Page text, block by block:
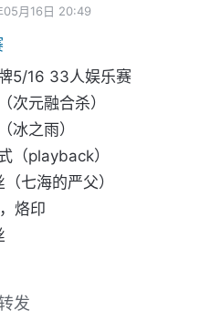
05月16日 20:49
5/16 33人娱乐赛
次元融合杀）
冰之雨）
（playback）
烙印
发